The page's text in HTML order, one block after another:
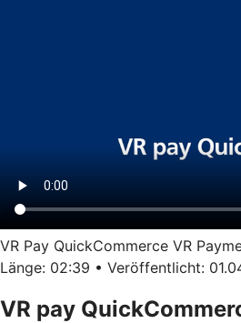
VR Pay QuickCommerce VR
Länge: 02:39 • Veröffentlicht:
VR pay